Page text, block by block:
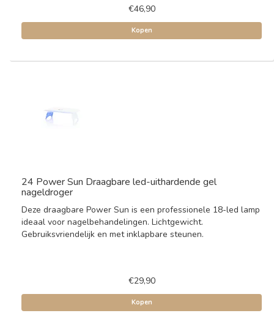
€46,90
Kopen
24 Power Sun Draagbare led-uithardende gel
nageldroger
Deze draagbare Power Sun is een professionele 18-led lamp
ideaal voor nagelbehandelingen. Lichtgewicht.
Gebruiksvriendelijk en met inklapbare steunen.
€29,90
Kopen